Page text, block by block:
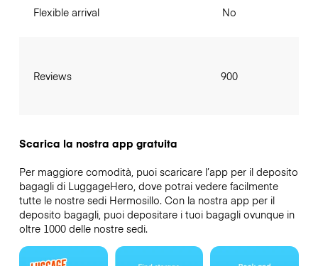
Flexible arrival
Reviews
No
900
Scarica la nostra app gratuita
Per maggiore comodità, puoi scaricare l’app per il deposito
bagagli di LuggageHero, dove potrai vedere facilmente
tutte le nostre sedi Hermosillo. Con la nostra app per il
deposito bagagli, puoi depositare i tuoi bagagli ovunque in
oltre 1000 delle nostre sedi.